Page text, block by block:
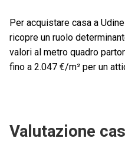
Per acquistare casa a
ricopre un ruolo
valori al metro quadro
fino a 2.047 €/m² per un
Valutazione